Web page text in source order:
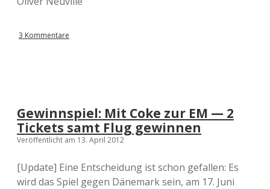
3 Kommentare
Gewinnspiel: Mit Coke zur EM — 2
Tickets samt Flug gewinnen
Veröffentlicht am 13. April 2012
[Update] Eine Entscheidung ist schon gefallen: Es
wird das Spiel gegen Dänemark sein, am 17. Juni